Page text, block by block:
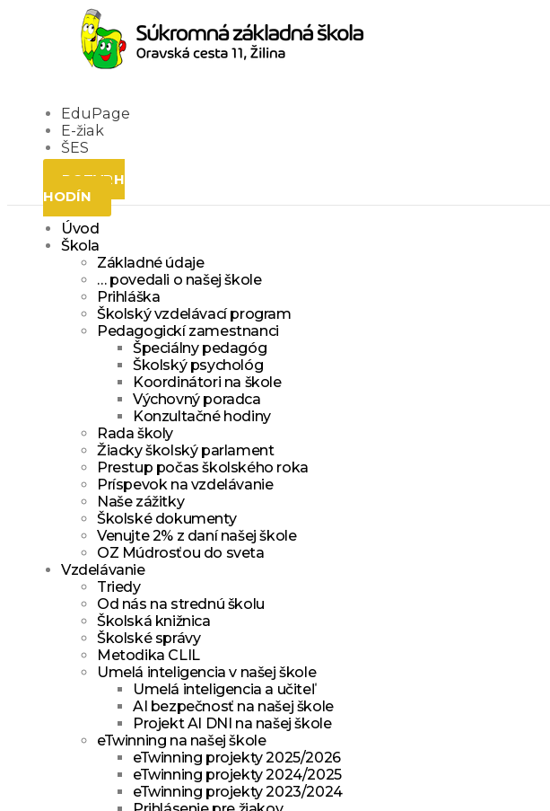
EduPage
E-žiak
ŠES
ROZVRH
HODÍN
Úvod
Škola
Základné údaje
… povedali o našej škole
Prihláška
Školský vzdelávací program
Pedagogickí zamestnanci
Špeciálny pedagóg
Školský psychológ
Koordinátori na škole
Výchovný poradca
Konzultačné hodiny
Rada školy
Žiacky školský parlament
Prestup počas školského roka
Príspevok na vzdelávanie
Naše zážitky
Školské dokumenty
Venujte 2% z daní našej škole
OZ Múdrosťou do sveta
Vzdelávanie
Triedy
Od nás na strednú školu
Školská knižnica
Školské správy
Metodika CLIL
Umelá inteligencia v našej škole
Umelá inteligencia a učiteľ
AI bezpečnosť na našej škole
Projekt AI DNI na našej škole
eTwinning na našej škole
eTwinning projekty 2025/2026
eTwinning projekty 2024/2025
eTwinning projekty 2023/2024